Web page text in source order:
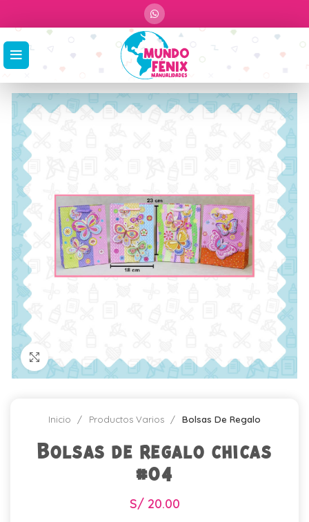
Click para agrandar
Inicio Productos Varios Bolsas De Regalo
Bolsas de regalo chicas
#04
S/20.00